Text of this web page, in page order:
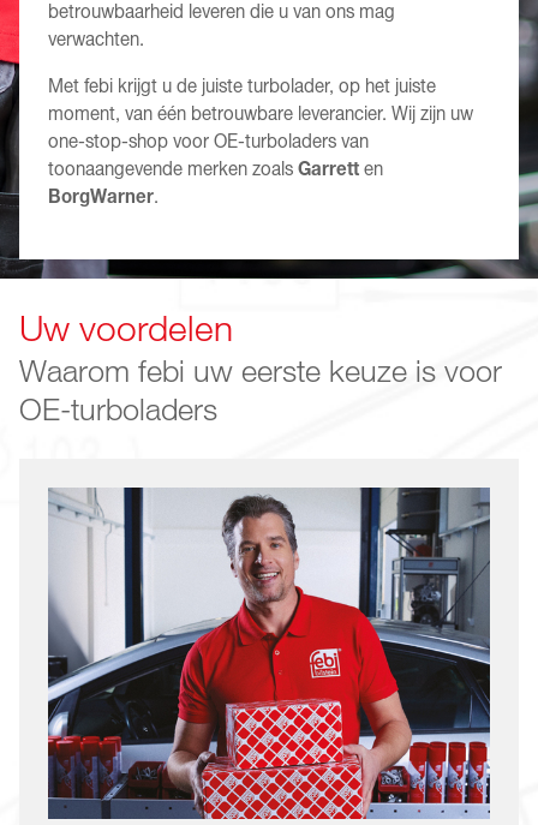
betrouwbaarheid leveren die u van ons mag
verwachten.
Met febi krijgt u de juiste turbolader, op het juiste
moment, van één betrouwbare leverancier. Wij zijn uw
one-stop-shop voor OE-turboladers van
toonaangevende merken zoals Garrett en
BorgWarner.
Uw voordelen
Waarom febi uw eerste keuze is voor
OE-turboladers